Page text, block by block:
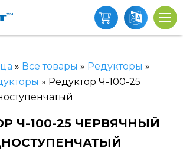
» Все товары » Редукторы »
» Редуктор Ч-100-25
Ч-100-25 ЧЕРВЯЧНЫЙ